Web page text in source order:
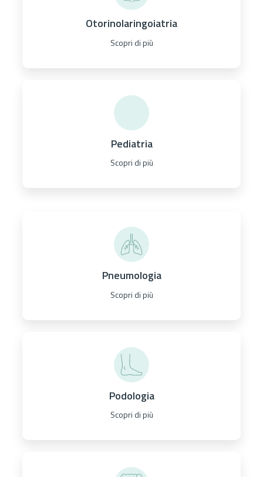
Otorinolaringoiatria
Scopri di più
Pediatria
Scopri di più
Pneumologia
Scopri di più
Podologia
Scopri di più